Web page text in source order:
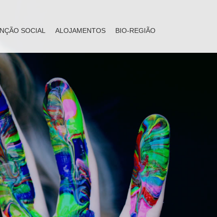
SOCIAL ALOJAMENTOS BIO-REGIÃO